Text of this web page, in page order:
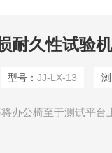
耐久性试验
型号：JJ-LX-13
办公椅至于测试平